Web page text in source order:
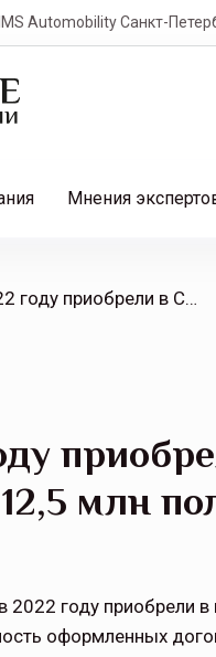
Санкт-Петербург
Мнения
/ Россияне в 2022 году приобрели в СберСтраховании 12,5 млн полисов
млн
году приобрели
оформленных